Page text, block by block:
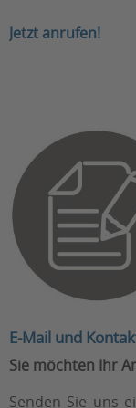
E-Mail und
Sie möchten Ihr
Senden Sie uns
Jetzt anrufen!